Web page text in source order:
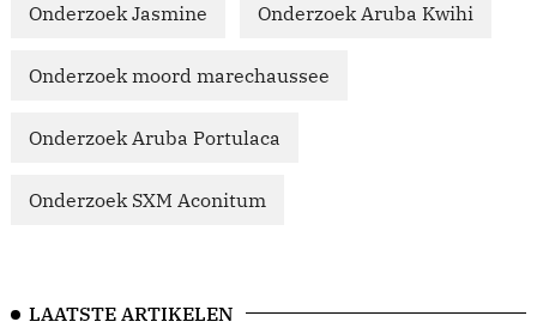
Onderzoek Jasmine Onderzoek Aruba Kwihi
Onderzoek moord marechaussee
Onderzoek Aruba Portulaca
Onderzoek SXM Aconitum
LAATSTE ARTIKELEN